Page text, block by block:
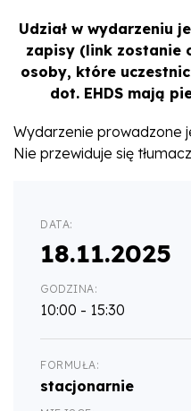
Udział w wydarzeniu
zapisy (link zostanie
osoby, które
dot. EHDS mają
Wydarzenie prowadzone
Nie przewiduje się
DATA:
18.11.2025
GODZINA:
10:00 - 15:30
FORMUŁA:
stacjonarnie